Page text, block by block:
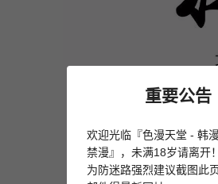
重要公告
欢迎光临『色漫天堂 - 韩
禁漫』，未满18岁请离开！
为防迷路强烈建议截图此